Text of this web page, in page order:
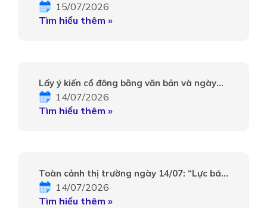
15/07/2026
Tìm hiểu thêm »
Lấy ý kiến cổ đông bằng văn bản và ngày
đăng ký cuối cùng
14/07/2026
Tìm hiểu thêm »
Toàn cảnh thị trường ngày 14/07: “Lực bán
lớn” 14/07/2026
Tìm hiểu thêm »